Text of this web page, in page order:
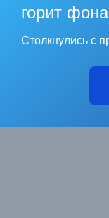
горит
Столкнулись с